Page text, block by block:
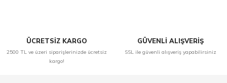
ÜCRETSİZ KARGO
2500 TL ve üzeri siparişlerinizde ücretsiz
kargo!
GÜVENLİ ALIŞVERİŞ
SSL ile güvenli alışveriş yapabilirsiniz